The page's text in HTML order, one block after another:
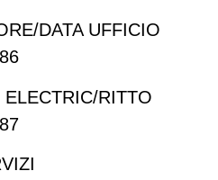
DATA UFFICIO
RITTO